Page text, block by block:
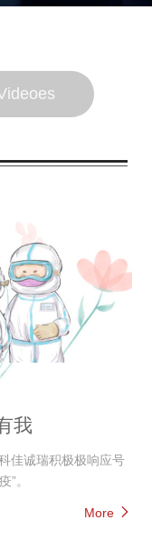
我
佳诚瑞积极极响应号
”。
More